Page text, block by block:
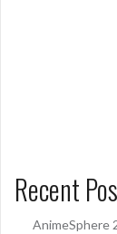
Recent
AnimeSphere